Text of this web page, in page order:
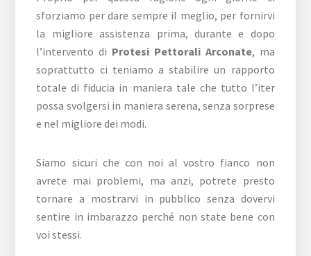
sforziamo per dare sempre il meglio, per fornirvi
la migliore assistenza prima, durante e dopo
l’intervento di Protesi Pettorali Arconate, ma
soprattutto ci teniamo a stabilire un rapporto
totale di fiducia in maniera tale che tutto l’iter
possa svolgersi in maniera serena, senza sorprese
e nel migliore dei modi.
Siamo sicuri che con noi al vostro fianco non
avrete mai problemi, ma anzi, potrete presto
tornare a mostrarvi in pubblico senza dovervi
sentire in imbarazzo perché non state bene con
voi stessi.